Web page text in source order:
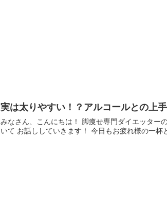
実は太りやすい！？アルコールとの上
みなさん、こんにちは！ 脚痩せ専門ダイエッター
いて お話ししていきます！ 今日もお疲れ様の一杯